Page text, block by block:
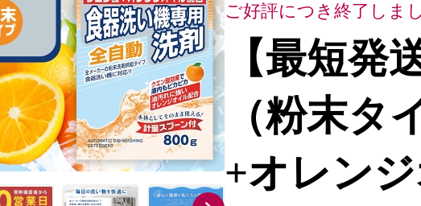
ご好評につき終了しま
【最短発
（粉末タ
+オレンジ